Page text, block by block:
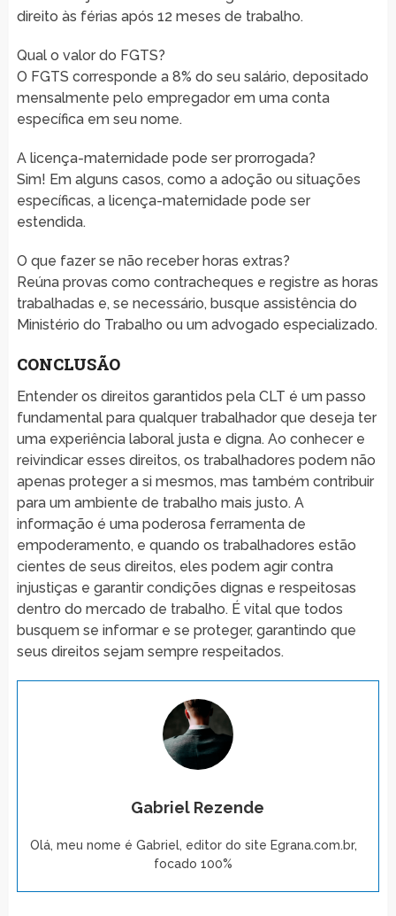
direito às férias após 12 meses de trabalho.
Qual o valor do FGTS?
O FGTS corresponde a 8% do seu salário, depositado
mensalmente pelo empregador em uma conta
específica em seu nome.
A licença-maternidade pode ser prorrogada?
Sim! Em alguns casos, como a adoção ou situações
específicas, a licença-maternidade pode ser
estendida.
O que fazer se não receber horas extras?
Reúna provas como contracheques e registre as horas
trabalhadas e, se necessário, busque assistência do
Ministério do Trabalho ou um advogado especializado.
CONCLUSÃO
Entender os direitos garantidos pela CLT é um passo
fundamental para qualquer trabalhador que deseja ter
uma experiência laboral justa e digna. Ao conhecer e
reivindicar esses direitos, os trabalhadores podem não
apenas proteger a si mesmos, mas também contribuir
para um ambiente de trabalho mais justo. A
informação é uma poderosa ferramenta de
empoderamento, e quando os trabalhadores estão
cientes de seus direitos, eles podem agir contra
injustiças e garantir condições dignas e respeitosas
dentro do mercado de trabalho. É vital que todos
busquem se informar e se proteger, garantindo que
seus direitos sejam sempre respeitados.
Gabriel Rezende
Olá, meu nome é Gabriel, editor do site Egrana.com.br,
focado 100%